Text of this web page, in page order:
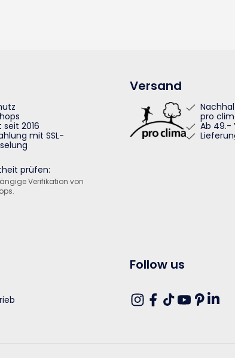
2016
mit SSL-
prüfen:
Verifikation von
Versand
pro
Ab 49.-
Follow us
Instagram
Facebook
TikTokYouTube
Pinterest